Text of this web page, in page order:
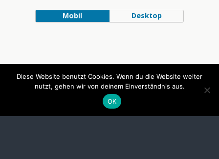
Mobil Desktop
Diese Website benutzt Cookies. Wenn du die Website weiter
nutzt, gehen wir von deinem Einverständnis aus.
OK